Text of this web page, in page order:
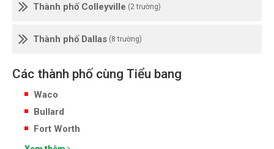
Thành phố Colleyville (2 trường)
Thành phố Dallas (8 trường)
Các thành phố cùng Tiểu bang
Waco
Bullard
Fort Worth